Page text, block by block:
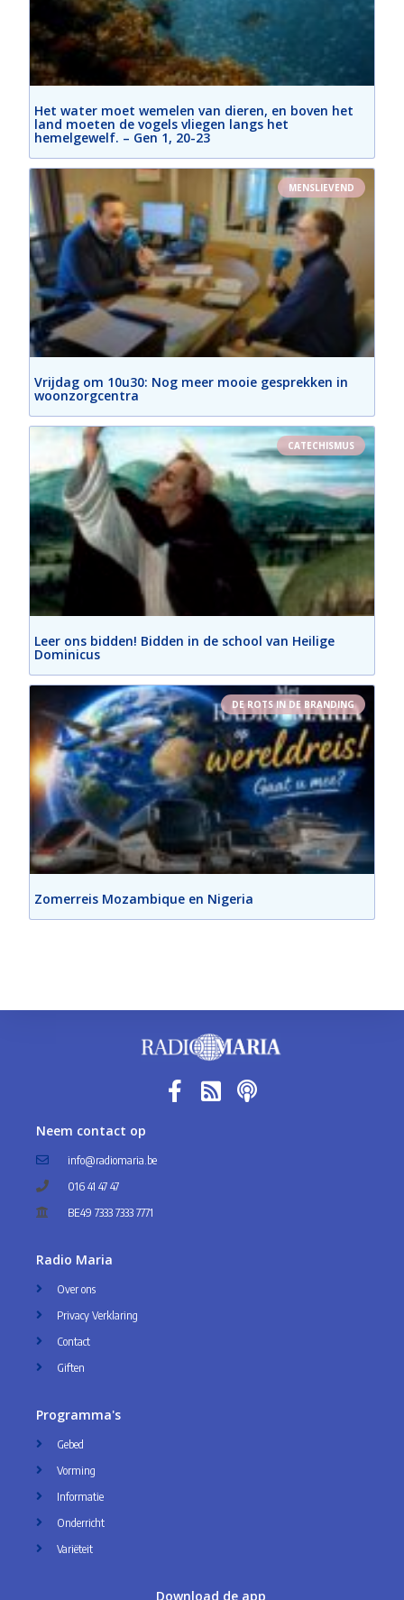
Het water moet wemelen van dieren, en boven het
land moeten de vogels vliegen langs het
hemelgewelf. – Gen 1, 20-23
MENSLIEVEND
Vrijdag om 10u30: Nog meer mooie gesprekken in
woonzorgcentra
CATECHISMUS
Leer ons bidden! Bidden in de school van Heilige
Dominicus
DE ROTS IN DE BRANDING
Zomerreis Mozambique en Nigeria
Neem contact op
info@radiomaria.be
016 41 47 47
BE49 7333 7333 7771
Radio Maria
Over ons
Privacy Verklaring
Contact
Giften
Programma's
Gebed
Vorming
Informatie
Onderricht
Variëteit
Download de app